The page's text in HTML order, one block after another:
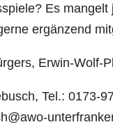
Es
ergänzend
Erwin-Wolf-
Tel.: 0173-